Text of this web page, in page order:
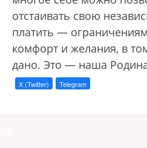
отстаивать свою
платить —
комфорт и желания, в
дано. Это — наша
X (Twitter) Telegram